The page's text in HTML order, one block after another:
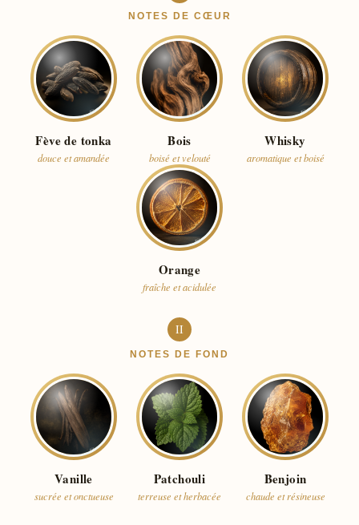
NOTES DE CŒUR
Fève de tonka
douce et amandée
Bois
boisé et velouté
Whisky
aromatique et boisé
Orange
fraîche et acidulée
II
NOTES DE FOND
Vanille
sucrée et onctueuse
Patchouli
terreuse et herbacée
Benjoin
chaude et résineuse